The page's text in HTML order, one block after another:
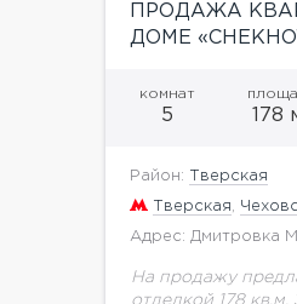
ПРОДАЖА
ДОМЕ
комнат
5 178
Район: Тверская
Тверская
Адрес: Дмитровка
На продажу
отделкой 178 кв.м.